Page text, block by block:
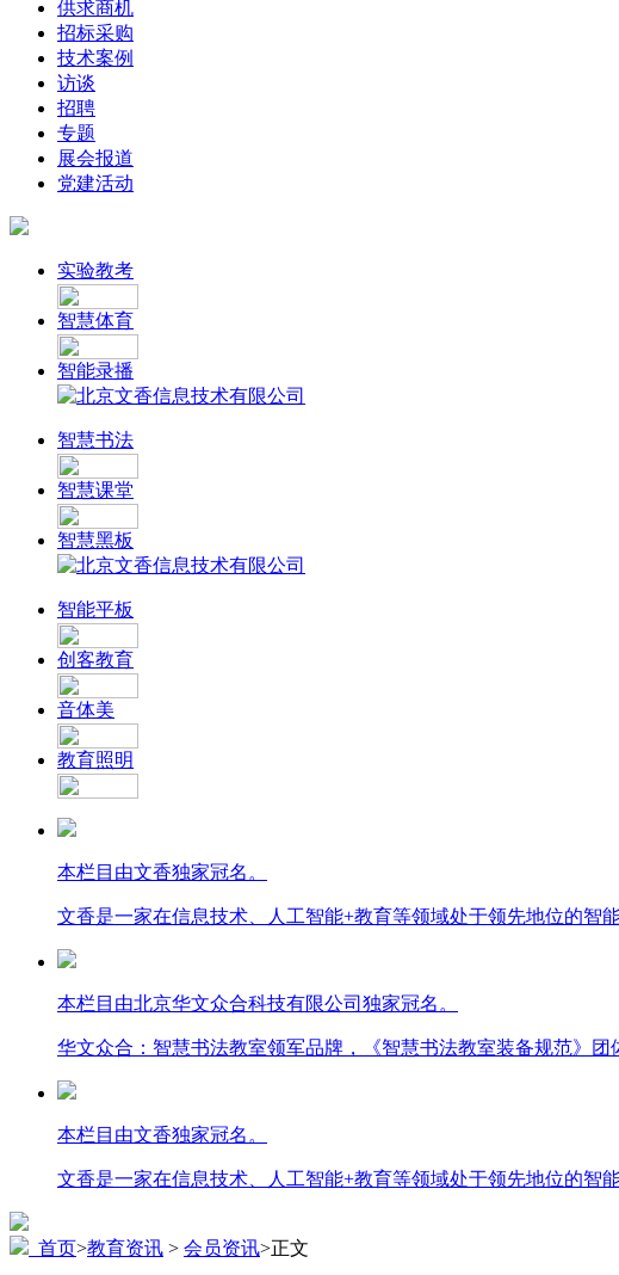
供求商机
招标采购
技术案例
访谈
招聘
专题
展会报道
党建活动
实验教考
智慧体育
智能录播
智慧书法
智慧课堂
智慧黑板
智能平板
创客教育
音体美
教育照明
本栏目由文香独家冠名。
文香是一家在信息技术、人工智能+教育等领域处于领先地位的智
本栏目由北京华文众合科技有限公司独家冠名。
华文众合：智慧书法教室领军品牌，《智慧书法教室装备规范》团
本栏目由文香独家冠名。
文香是一家在信息技术、人工智能+教育等领域处于领先地位的智
首页>教育资讯 > 会员资讯>正文